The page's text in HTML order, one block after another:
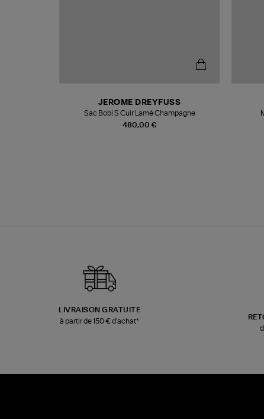
480,00 €
JEROME DREYFUSS
Sac Bobi S Cuir Lamé Champagne
LIVRAISON GRATUITE
à partir de 150 € d'achat*